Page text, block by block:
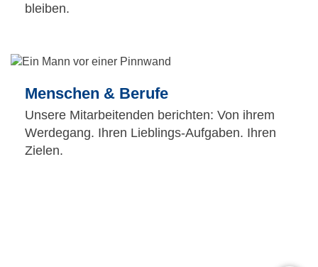
bleiben.
Menschen & Berufe
Unsere Mitarbeitenden berichten: Von ihrem
Werdegang. Ihren Lieblings-Aufgaben. Ihren
Zielen.